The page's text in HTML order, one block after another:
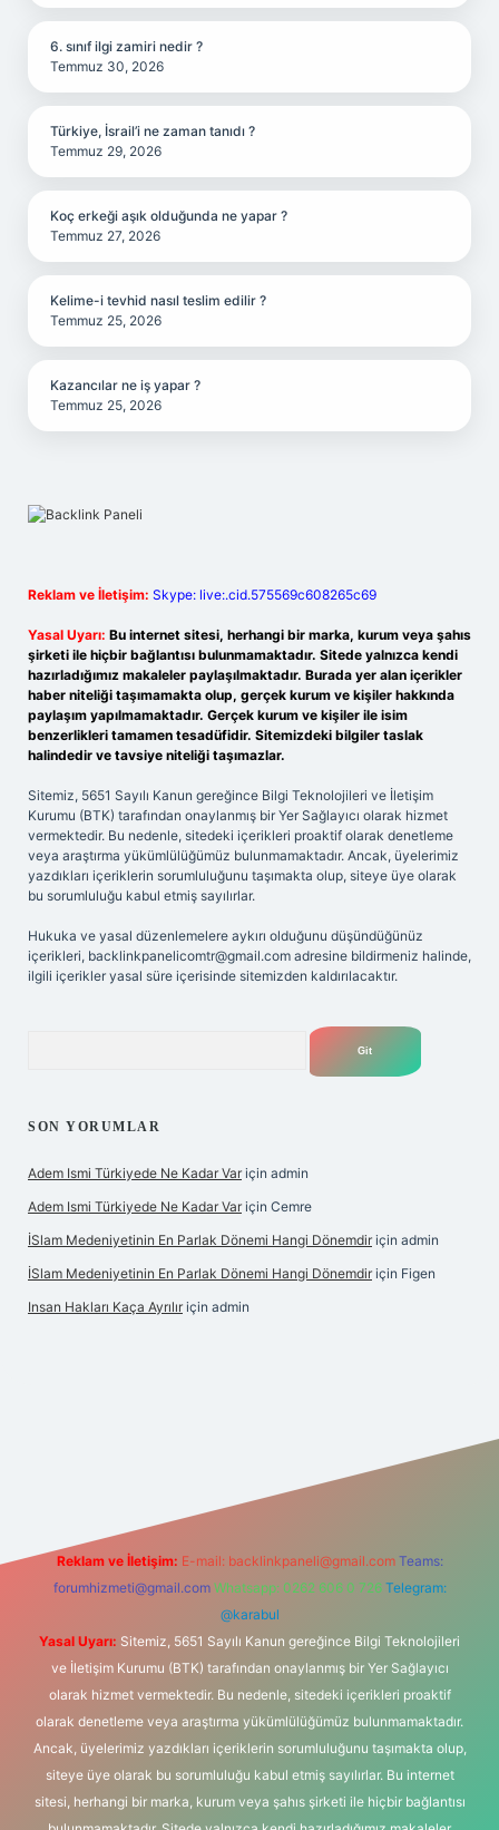
6. sınıf ilgi zamiri nedir ?
Temmuz 30, 2026
Türkiye, İsrail’i ne zaman tanıdı ?
Temmuz 29, 2026
Koç erkeği aşık olduğunda ne yapar ?
Temmuz 27, 2026
Kelime-i tevhid nasıl teslim edilir ?
Temmuz 25, 2026
Kazancılar ne iş yapar ?
Temmuz 25, 2026
Reklam ve İletişim: Skype: live:.cid.575569c608265c69
Yasal Uyarı: Bu internet sitesi, herhangi bir marka, kurum veya şahıs
şirketi ile hiçbir bağlantısı bulunmamaktadır. Sitede yalnızca kendi
hazırladığımız makaleler paylaşılmaktadır. Burada yer alan içerikler
haber niteliği taşımamakta olup, gerçek kurum ve kişiler hakkında
paylaşım yapılmamaktadır. Gerçek kurum ve kişiler ile isim
benzerlikleri tamamen tesadüfidir. Sitemizdeki bilgiler taslak
halindedir ve tavsiye niteliği taşımazlar.
Sitemiz, 5651 Sayılı Kanun gereğince Bilgi Teknolojileri ve İletişim
Kurumu (BTK) tarafından onaylanmış bir Yer Sağlayıcı olarak hizmet
vermektedir. Bu nedenle, sitedeki içerikleri proaktif olarak denetleme
veya araştırma yükümlülüğümüz bulunmamaktadır. Ancak, üyelerimiz
yazdıkları içeriklerin sorumluluğunu taşımakta olup, siteye üye olarak
bu sorumluluğu kabul etmiş sayılırlar.
Hukuka ve yasal düzenlemelere aykırı olduğunu düşündüğünüz
içerikleri, backlinkpanelicomtr@gmail.com adresine bildirmeniz halinde,
ilgili içerikler yasal süre içerisinde sitemizden kaldırılacaktır.
SON YORUMLAR
Adem Ismi Türkiyede Ne Kadar Var için admin
Adem Ismi Türkiyede Ne Kadar Var için Cemre
İSlam Medeniyetinin En Parlak Dönemi Hangi Dönemdir için admin
İSlam Medeniyetinin En Parlak Dönemi Hangi Dönemdir için Figen
Insan Hakları Kaça Ayrılır için admin
Reklam ve İletişim: E-mail: backlinkpaneli@gmail.com Teams:
forumhizmeti@gmail.com Whatsapp: 0262 606 0 726 Telegram:
@karabul
Yasal Uyarı: Sitemiz, 5651 Sayılı Kanun gereğince Bilgi Teknolojileri
ve İletişim Kurumu (BTK) tarafından onaylanmış bir Yer Sağlayıcı
olarak hizmet vermektedir. Bu nedenle, sitedeki içerikleri proaktif
olarak denetleme veya araştırma yükümlülüğümüz bulunmamaktadır.
Ancak, üyelerimiz yazdıkları içeriklerin sorumluluğunu taşımakta olup,
siteye üye olarak bu sorumluluğu kabul etmiş sayılırlar. Bu internet
sitesi, herhangi bir marka, kurum veya şahıs şirketi ile hiçbir bağlantısı